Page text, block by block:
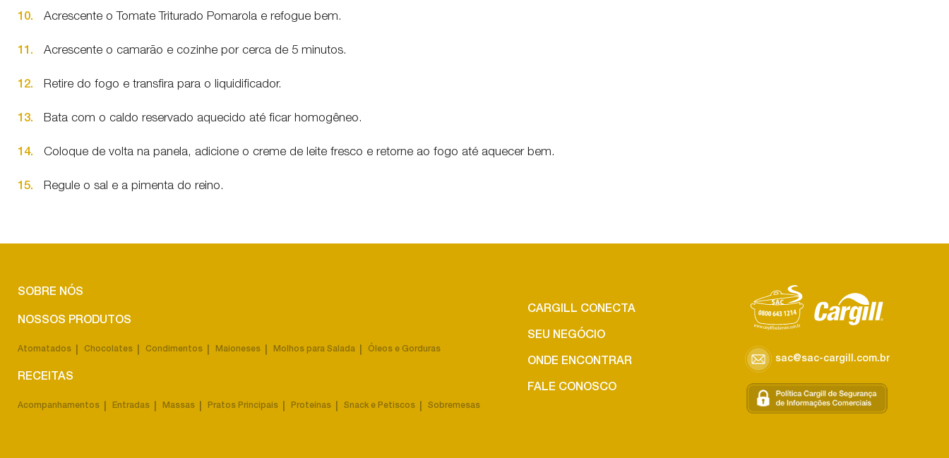
10. Acrescente o Tomate Triturado Pomarola e refogue bem.
11. Acrescente o camarão e cozinhe por cerca de 5 minutos.
12. Retire do fogo e transfira para o liquidificador.
13. Bata com o caldo reservado aquecido até ficar homogêneo.
14. Coloque de volta na panela, adicione o creme de leite fresco e retorne ao fogo até aquecer bem.
15. Regule o sal e a pimenta do reino.
SOBRE NÓS
NOSSOS PRODUTOS
Atomatados Chocolates Condimentos Maioneses Molhos para Salada Óleos e Gorduras
RECEITAS
Acompanhamentos Entradas Massas Pratos Principais Proteínas Snack e Petiscos Sobremesas
CARGILL CONECTA
SEU NEGÓCIO
ONDE ENCONTRAR
FALE CONOSCO
sac@sac-cargill.com.br